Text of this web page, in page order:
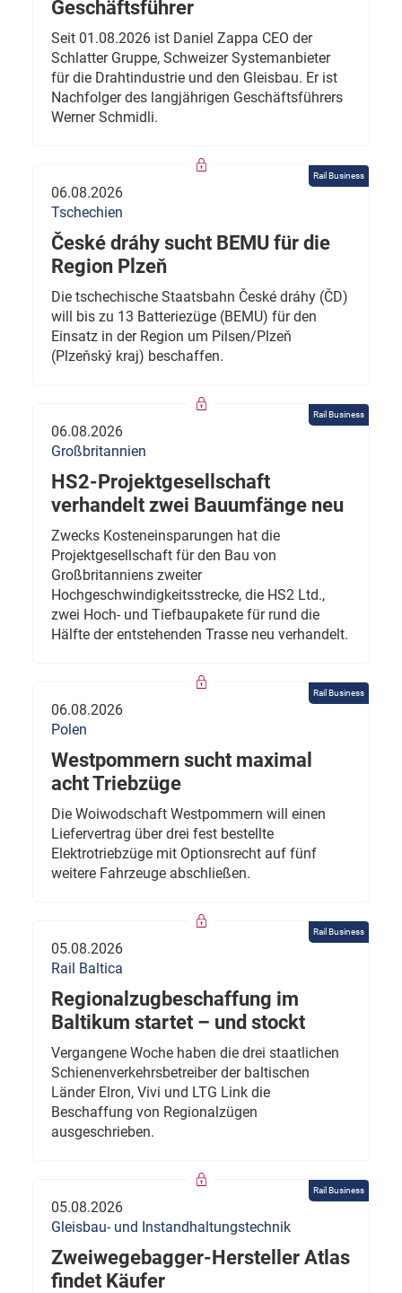
Geschäftsführer
Seit 01.08.2026 ist Daniel Zappa CEO der
Schlatter Gruppe, Schweizer Systemanbieter
für die Drahtindustrie und den Gleisbau. Er ist
Nachfolger des langjährigen Geschäftsführers
Werner Schmidli.
Rail Business
06.08.2026
Tschechien
České dráhy sucht BEMU für die
Region Plzeň
Die tschechische Staatsbahn České dráhy (ČD)
will bis zu 13 Batteriezüge (BEMU) für den
Einsatz in der Region um Pilsen/Plzeň
(Plzeňský kraj) beschaffen.
Rail Business
06.08.2026
Großbritannien
HS2-Projektgesellschaft
verhandelt zwei Bauumfänge neu
Zwecks Kosteneinsparungen hat die
Projektgesellschaft für den Bau von
Großbritanniens zweiter
Hochgeschwindigkeitsstrecke, die HS2 Ltd.,
zwei Hoch- und Tiefbaupakete für rund die
Hälfte der entstehenden Trasse neu verhandelt.
Rail Business
06.08.2026
Polen
Westpommern sucht maximal
acht Triebzüge
Die Woiwodschaft Westpommern will einen
Liefervertrag über drei fest bestellte
Elektrotriebzüge mit Optionsrecht auf fünf
weitere Fahrzeuge abschließen.
Rail Business
05.08.2026
Rail Baltica
Regionalzugbeschaffung im
Baltikum startet – und stockt
Vergangene Woche haben die drei staatlichen
Schienenverkehrsbetreiber der baltischen
Länder Elron, Vivi und LTG Link die
Beschaffung von Regionalzügen
ausgeschrieben.
Rail Business
05.08.2026
Gleisbau- und Instandhaltungstechnik
Zweiwegebagger-Hersteller Atlas
findet Käufer